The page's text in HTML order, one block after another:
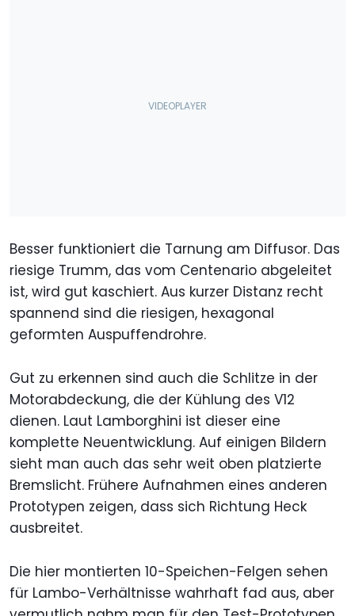
Besser funktioniert die Tarnung am Diffusor. Das
riesige Trumm, das vom Centenario abgeleitet
ist, wird gut kaschiert. Aus kurzer Distanz recht
spannend sind die riesigen, hexagonal
geformten Auspuffendrohre.
Gut zu erkennen sind auch die Schlitze in der
Motorabdeckung, die der Kühlung des V12
dienen. Laut Lamborghini ist dieser eine
komplette Neuentwicklung. Auf einigen Bildern
sieht man auch das sehr weit oben platzierte
Bremslicht. Frühere Aufnahmen eines anderen
Prototypen zeigen, dass sich Richtung Heck
ausbreitet.
Die hier montierten 10-Speichen-Felgen sehen
für Lambo-Verhältnisse wahrhaft fad aus, aber